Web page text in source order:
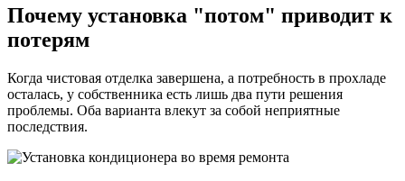
Почему установка "потом" приводит к
потерям
Когда чистовая отделка завершена, а потребность в прохладе
осталась, у собственника есть лишь два пути решения
проблемы. Оба варианта влекут за собой неприятные
последствия.